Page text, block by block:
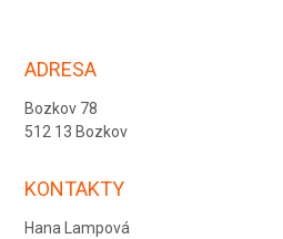
ADRESA
Bozkov 78
512 13 Bozkov
KONTAKTY
Hana Lampová